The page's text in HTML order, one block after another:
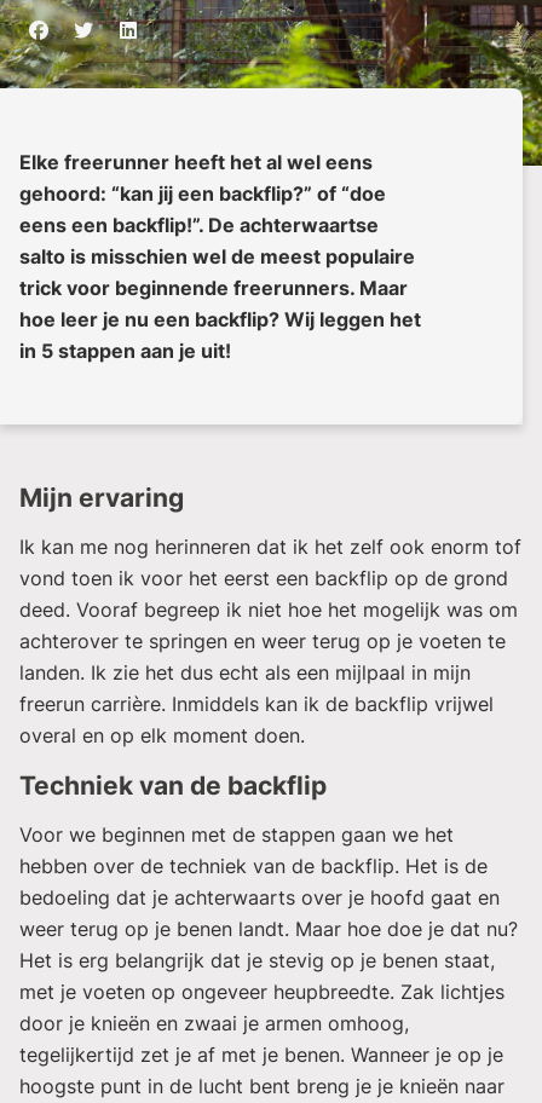
Elke freerunner heeft het al wel eens
gehoord: “kan jij een backflip?” of “doe
eens een backflip!”. De achterwaartse
salto is misschien wel de meest populaire
trick voor beginnende freerunners. Maar
hoe leer je nu een backflip? Wij leggen het
in 5 stappen aan je uit!
Mijn ervaring
Ik kan me nog herinneren dat ik het zelf ook enorm tof
vond toen ik voor het eerst een backflip op de grond
deed. Vooraf begreep ik niet hoe het mogelijk was om
achterover te springen en weer terug op je voeten te
landen. Ik zie het dus echt als een mijlpaal in mijn
freerun carrière. Inmiddels kan ik de backflip vrijwel
overal en op elk moment doen.
Techniek van de backflip
Voor we beginnen met de stappen gaan we het
hebben over de techniek van de backflip. Het is de
bedoeling dat je achterwaarts over je hoofd gaat en
weer terug op je benen landt. Maar hoe doe je dat nu?
Het is erg belangrijk dat je stevig op je benen staat,
met je voeten op ongeveer heupbreedte. Zak lichtjes
door je knieën en zwaai je armen omhoog,
tegelijkertijd zet je af met je benen. Wanneer je op je
hoogste punt in de lucht bent breng je je knieën naar